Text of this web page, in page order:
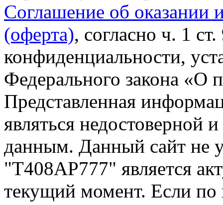
Соглашение об оказании
(оферта), согласно ч. 1
конфиденциальности,
Федерального закона «О
Представленная
являться недостоверной
данным. Данный сайт не
"Т408АР777" является
текущий момент. Если